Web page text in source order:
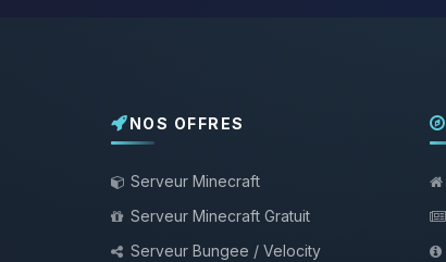
NOS OFFRES
Serveur Minecraft
Serveur Minecraft Gratuit
Serveur Bungee / Velocity